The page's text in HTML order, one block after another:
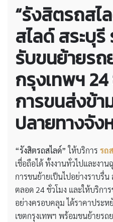
“รังสิตรถสไ
สไลด์ สระบุ
รับขนย้ายร
กรุงเทพฯ 24
การขนส่งข้า
ปลายทางจัง
“รังสิตรถสไลด์” ให้บริการ รถ
เชื่อถือได้ ทั้งงานทั่วไปและงา
การขนย้ายเป็นไปอย่างราบรื่
ตลอด 24 ชั่วโมง และให้บริกา
อย่างครอบคลุม ได้ราคาประ
เขตกรุงเทพฯ พร้อมขนย้ายร